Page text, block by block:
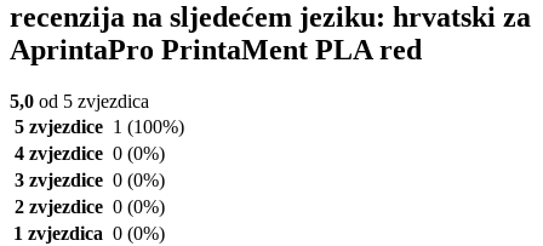
recenzija na sljedećem jeziku: hrvatski za
AprintaPro PrintaMent PLA red
5,0 od 5 zvjezdica
5 zvjezdice 1 (100%)
4 zvjezdice 0 (0%)
3 zvjezdice 0 (0%)
2 zvjezdice 0 (0%)
1 zvjezdica 0 (0%)